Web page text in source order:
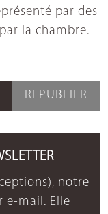
par des
la chambre.
REPUBLIER
notre
e-mail. Elle